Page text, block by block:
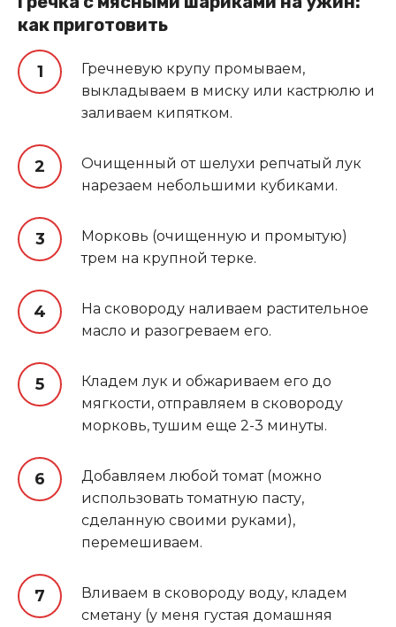
как приготовить
Гречневую крупу промываем,
выкладываем в миску или кастрюлю и
заливаем кипятком.
Очищенный от шелухи репчатый лук
нарезаем небольшими кубиками.
Морковь (очищенную и промытую)
трем на крупной терке.
На сковороду наливаем растительное
масло и разогреваем его.
Кладем лук и обжариваем его до
мягкости, отправляем в сковороду
морковь, тушим еще 2-3 минуты.
Добавляем любой томат (можно
использовать томатную пасту,
сделанную своими руками),
перемешиваем.
Вливаем в сковороду воду, кладем
сметану (у меня густая домашняя